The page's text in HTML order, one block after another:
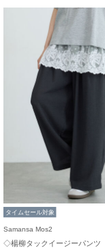
タイムセール対象
Samansa Mos2
◇楊柳タックイージーパンツ